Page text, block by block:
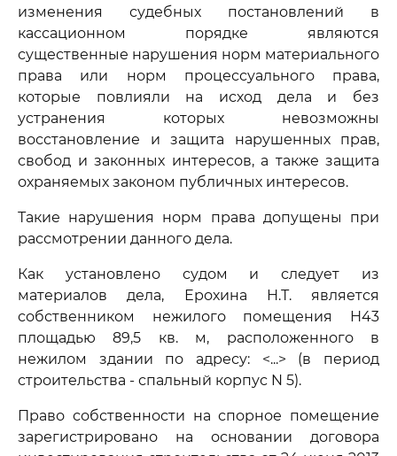
изменения судебных постановлений в
кассационном порядке являются
существенные нарушения норм материального
права или норм процессуального права,
которые повлияли на исход дела и без
устранения которых невозможны
восстановление и защита нарушенных прав,
свобод и законных интересов, а также защита
охраняемых законом публичных интересов.
Такие нарушения норм права допущены при
рассмотрении данного дела.
Как установлено судом и следует из
материалов дела, Ерохина Н.Т. является
собственником нежилого помещения Н43
площадью 89,5 кв. м, расположенного в
нежилом здании по адресу: <...> (в период
строительства - спальный корпус N 5).
Право собственности на спорное помещение
зарегистрировано на основании договора